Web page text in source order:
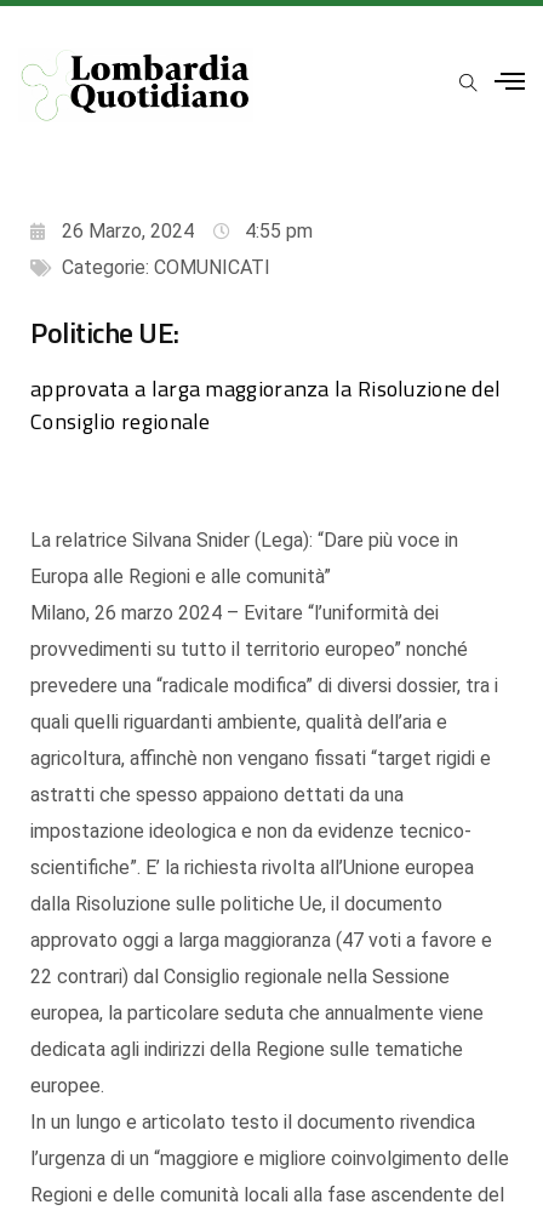
26 Marzo, 2024
4:55 pm
Categorie: COMUNICATI
Politiche UE:
approvata a larga maggioranza la Risoluzione del
Consiglio regionale
La relatrice Silvana Snider (Lega): “Dare più voce in
Europa alle Regioni e alle comunità”
Milano, 26 marzo 2024 – Evitare “l’uniformità dei
provvedimenti su tutto il territorio europeo” nonché
prevedere una “radicale modifica” di diversi dossier, tra i
quali quelli riguardanti ambiente, qualità dell’aria e
agricoltura, affinchè non vengano fissati “target rigidi e
astratti che spesso appaiono dettati da una
impostazione ideologica e non da evidenze tecnico-
scientifiche”. E’ la richiesta rivolta all’Unione europea
dalla Risoluzione sulle politiche Ue, il documento
approvato oggi a larga maggioranza (47 voti a favore e
22 contrari) dal Consiglio regionale nella Sessione
europea, la particolare seduta che annualmente viene
dedicata agli indirizzi della Regione sulle tematiche
europee.
In un lungo e articolato testo il documento rivendica
l’urgenza di un “maggiore e migliore coinvolgimento delle
Regioni e delle comunità locali alla fase ascendente del